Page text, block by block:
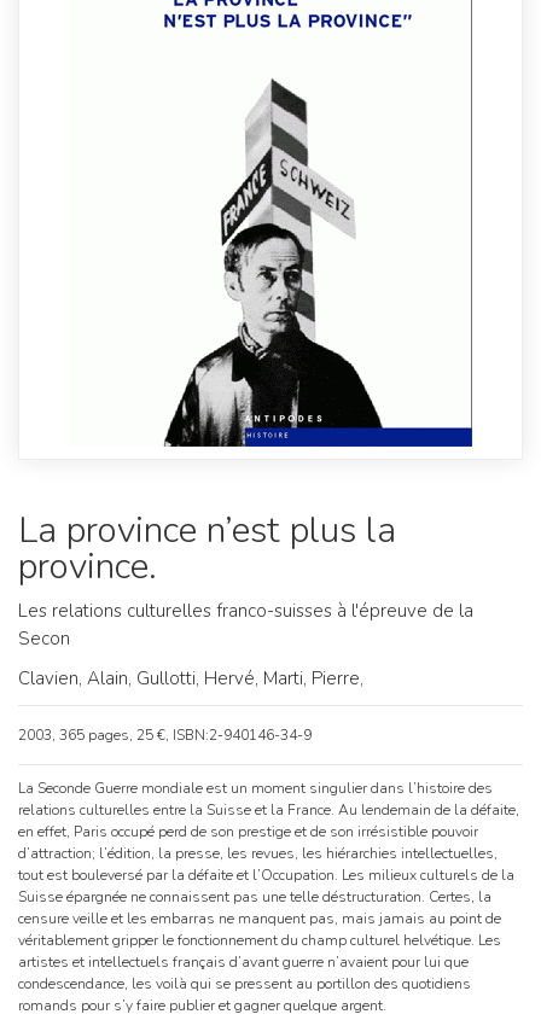
La province n’est plus la
province.
Les relations culturelles franco-suisses à l'épreuve de la
Secon
Clavien, Alain, Gullotti, Hervé, Marti, Pierre,
2003, 365 pages, 25 €, ISBN:2-940146-34-9
La Seconde Guerre mondiale est un moment singulier dans l’histoire des
relations culturelles entre la Suisse et la France. Au lendemain de la défaite,
en effet, Paris occupé perd de son prestige et de son irrésistible pouvoir
d’attraction; l’édition, la presse, les revues, les hiérarchies intellectuelles,
tout est bouleversé par la défaite et l’Occupation. Les milieux culturels de la
Suisse épargnée ne connaissent pas une telle déstructuration. Certes, la
censure veille et les embarras ne manquent pas, mais jamais au point de
véritablement gripper le fonctionnement du champ culturel helvétique. Les
artistes et intellectuels français d’avant guerre n’avaient pour lui que
condescendance, les voilà qui se pressent au portillon des quotidiens
romands pour s’y faire publier et gagner quelque argent.